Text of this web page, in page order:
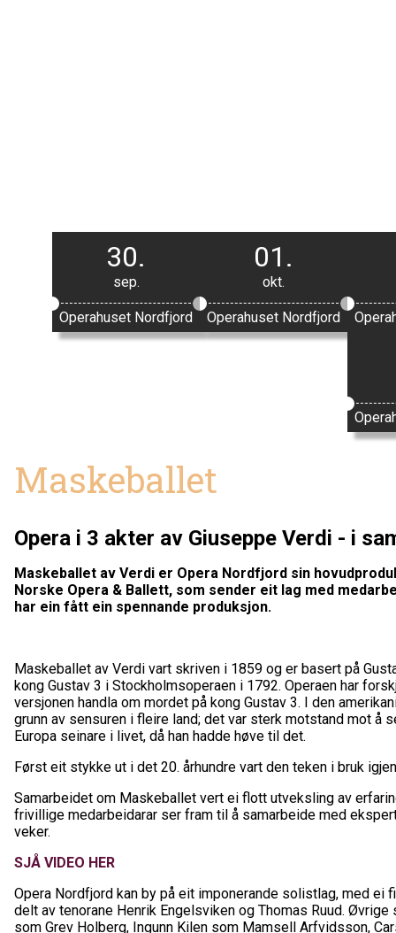
30.
sep.
Operahuset Nordfjord
01.
okt.
Operahuset Nordfjord
Maskeballet
Opera i 3 akter av Giuseppe Verdi - i
Maskeballet av Verdi er Opera Nordfjord sin
Norske Opera & Ballett, som sender eit lag med
har ein fått ein spennande produksjon.
Maskeballet av Verdi vart skriven i 1859 og er basert på
kong Gustav 3 i Stockholmsoperaen i 1792. Operaen har
versjonen handla om mordet på kong Gustav 3. I den
grunn av sensuren i fleire land; det var sterk motstand mot å
Europa seinare i livet, då han hadde høve til det.
Først eit stykke ut i det 20. århundre vart den teken i bruk
Samarbeidet om Maskeballet vert ei flott utveksling av
frivillige medarbeidarar ser fram til å samarbeide med
veker.
SJÅ VIDEO HER
Opera Nordfjord kan by på eit imponerande solistlag, med
delt av tenorane Henrik Engelsviken og Thomas Ruud.
som Grev Holberg, Ingunn Kilen som Mamsell Arfvidsson,